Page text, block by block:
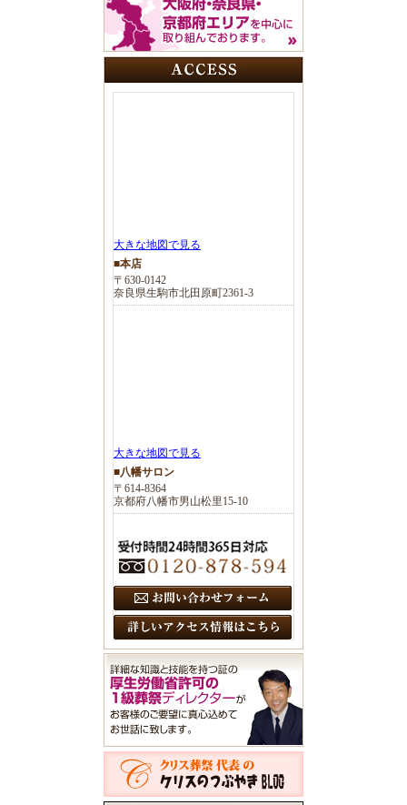
大きな地図で見る
■本店
〒630-0142
奈良県生駒市北田原町2361-3
大きな地図で見る
■八幡サロン
〒614-8364
京都府八幡市男山松里15-10